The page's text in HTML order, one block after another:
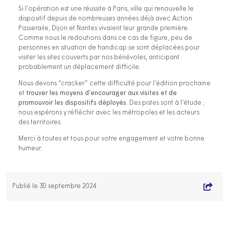
Si l’opération est une réussite à Paris, ville qui renouvelle le
dispositif depuis de nombreuses années déjà avec Action
Passeraile, Dijon et Nantes vivaient leur grande première.
Comme nous le redoutions dans ce cas de figure, peu de
personnes en situation de handicap se sont déplacées pour
visiter les sites couverts par nos bénévoles, anticipant
probablement un déplacement difficile.
Nous devons “cracker” cette difficulté pour l’édition prochaine
et trouver les moyens d’encourager aux visites et de
promouvoir les dispositifs déployés. Des pistes sont à l’étude ;
nous espérons y réfléchir avec les métropoles et les acteurs
des territoires.
Merci à toutes et tous pour votre engagement et votre bonne
humeur.
Publié le 30 septembre 2024